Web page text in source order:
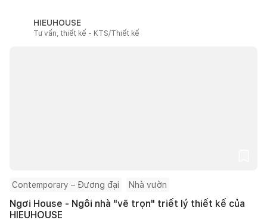
HIEUHOUSE
Tư vấn, thiết kế - KTS/Thiết kế
Contemporary – Đương đại Nhà vườn
Ngơi House - Ngôi nhà "vẽ trọn" triết lý thiết kế của
HIEUHOUSE